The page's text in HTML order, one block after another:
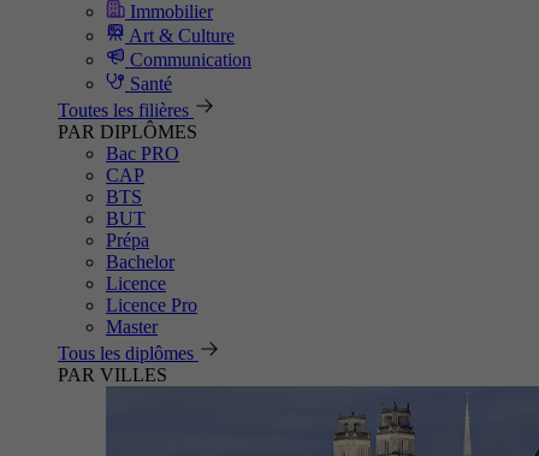
Immobilier
Art & Culture
Communication
Santé
Toutes les filières
PAR DIPLÔMES
Bac PRO
CAP
BTS
BUT
Prépa
Bachelor
Licence
Licence Pro
Master
Tous les diplômes
PAR VILLES